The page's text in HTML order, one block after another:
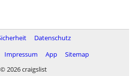
Datenschutz
Impressum App
Sitemap
© 2026 craigslist